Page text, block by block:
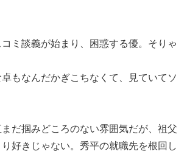
ミ談義が始まり、困惑する優。そりゃ
もなんだかぎこちなくて、見ていてソ
だ掴みどころのない雰囲気だが、祖父
好きじゃない。秀平の就職先を根回し